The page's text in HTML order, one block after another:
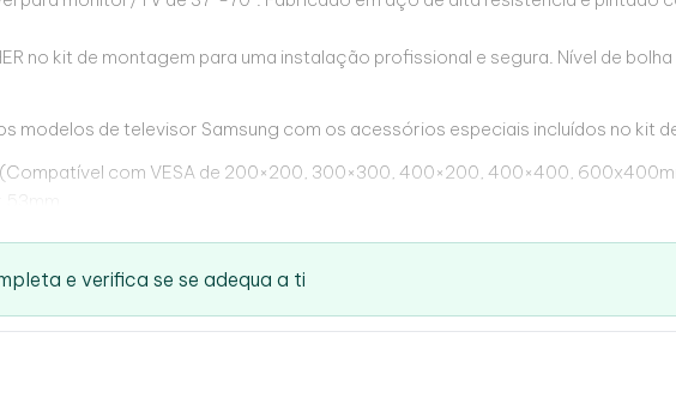
no kit de montagem para uma instalação profissional e segura. Nível de
modelos de televisor Samsung com os acessórios especiais incluídos no kit
com VESA de 200×200, 300×300, 400×200, 400×400,
idiomas
e verifica se se adequa a ti